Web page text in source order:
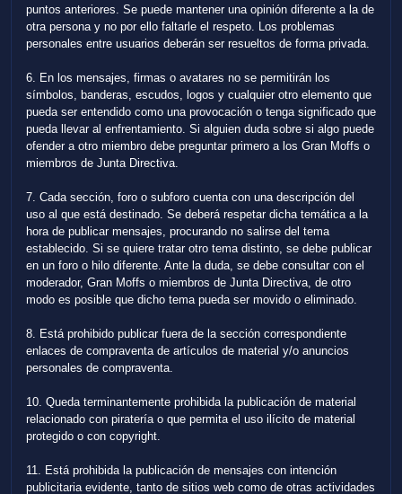
puntos anteriores. Se puede mantener una opinión diferente a la de
otra persona y no por ello faltarle el respeto. Los problemas
personales entre usuarios deberán ser resueltos de forma privada.
6. En los mensajes, firmas o avatares no se permitirán los
símbolos, banderas, escudos, logos y cualquier otro elemento que
pueda ser entendido como una provocación o tenga significado que
pueda llevar al enfrentamiento. Si alguien duda sobre si algo puede
ofender a otro miembro debe preguntar primero a los Gran Moffs o
miembros de Junta Directiva.
7. Cada sección, foro o subforo cuenta con una descripción del
uso al que está destinado. Se deberá respetar dicha temática a la
hora de publicar mensajes, procurando no salirse del tema
establecido. Si se quiere tratar otro tema distinto, se debe publicar
en un foro o hilo diferente. Ante la duda, se debe consultar con el
moderador, Gran Moffs o miembros de Junta Directiva, de otro
modo es posible que dicho tema pueda ser movido o eliminado.
8. Está prohibido publicar fuera de la sección correspondiente
enlaces de compraventa de artículos de material y/o anuncios
personales de compraventa.
10. Queda terminantemente prohibida la publicación de material
relacionado con piratería o que permita el uso ilícito de material
protegido o con copyright.
11. Está prohibida la publicación de mensajes con intención
publicitaria evidente, tanto de sitios web como de otras actividades